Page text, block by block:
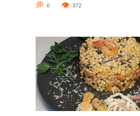
0 372